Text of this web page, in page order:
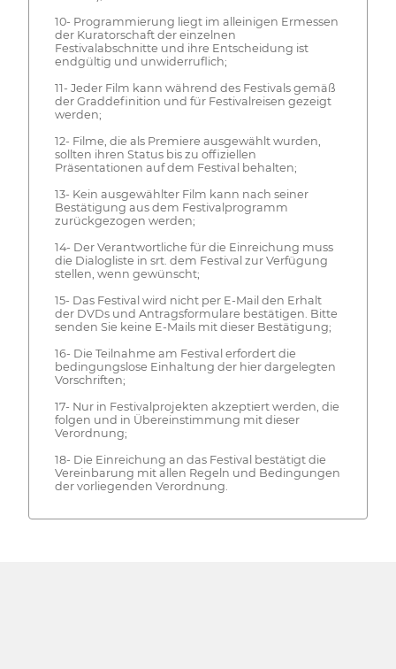
10- Programmierung liegt im alleinigen Ermessen
der Kuratorschaft der einzelnen
Festivalabschnitte und ihre Entscheidung ist
endgültig und unwiderruflich;
11- Jeder Film kann während des Festivals gemäß
der Graddefinition und für Festivalreisen gezeigt
werden;
12- Filme, die als Premiere ausgewählt wurden,
sollten ihren Status bis zu offiziellen
Präsentationen auf dem Festival behalten;
13- Kein ausgewählter Film kann nach seiner
Bestätigung aus dem Festivalprogramm
zurückgezogen werden;
14- Der Verantwortliche für die Einreichung muss
die Dialogliste in srt. dem Festival zur Verfügung
stellen, wenn gewünscht;
15- Das Festival wird nicht per E-Mail den Erhalt
der DVDs und Antragsformulare bestätigen. Bitte
senden Sie keine E-Mails mit dieser Bestätigung;
16- Die Teilnahme am Festival erfordert die
bedingungslose Einhaltung der hier dargelegten
Vorschriften;
17- Nur in Festivalprojekten akzeptiert werden, die
folgen und in Übereinstimmung mit dieser
Verordnung;
18- Die Einreichung an das Festival bestätigt die
Vereinbarung mit allen Regeln und Bedingungen
der vorliegenden Verordnung.